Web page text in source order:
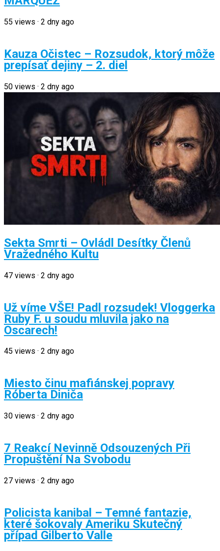
55 views · 2 dny ago
Kauza Očistec – Rozsudok, ktorý môže
prepísať dejiny – 2. diel
50 views · 2 dny ago
Sekta Smrti – Ovládl Desítky Členů
Vražedného Kultu
47 views · 2 dny ago
Už víme VŠE! Padl rozsudek! Vloggerka
Ruby F. u soudu mluvila jako na
Oscarech!
45 views · 2 dny ago
Miesto činu mafiánskej popravy
Róberta Diniča
30 views · 2 dny ago
7 Reakcí Nevinně Odsouzených Při
Propuštění Na Svobodu
27 views · 2 dny ago
Policista kanibal – Temné fantazie,
které šokovaly Ameriku Skutečný
případ Gilberto Valle